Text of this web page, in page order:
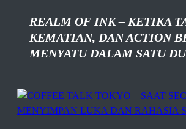
REALM OF INK – KETIKA
KEMATIAN, DAN ACTION
MENYATU DALAM SATU